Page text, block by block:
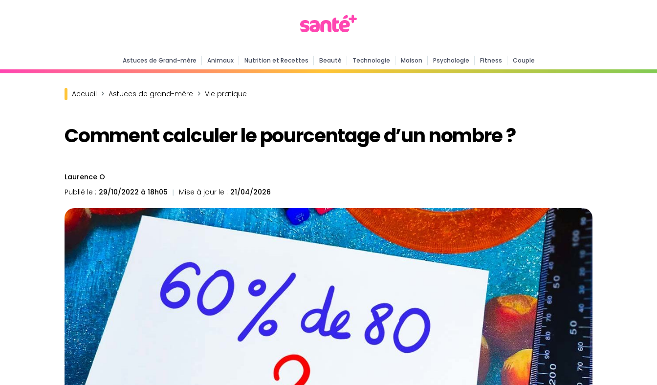
Astuces de Grand-mère Animaux Nutrition et Recettes Beauté Technologie Maison Psychologie Fitness Couple
Accueil Astuces de grand-mère Vie pratique
Comment calculer le pourcentage d’un nombre ?
Laurence O
Publié le : 29/10/2022 à 18h05 Mise à jour le : 21/04/2026